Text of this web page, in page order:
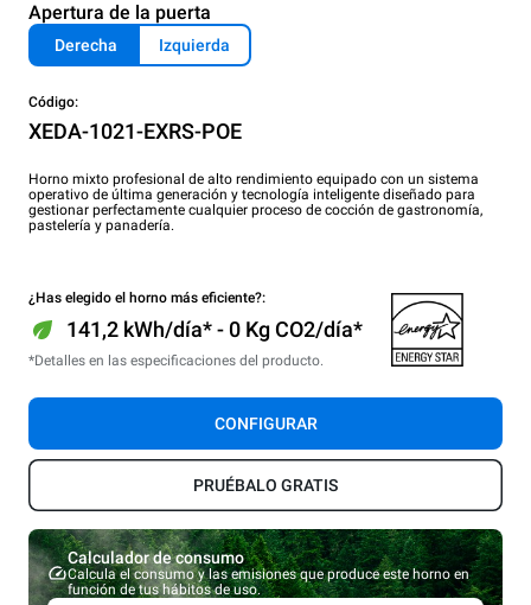
Apertura de la puerta
Derecha Izquierda
Código:
XEDA-1021-EXRS-POE
Horno mixto profesional de alto rendimiento equipado con un sistema
operativo de última generación y tecnología inteligente diseñado para
gestionar perfectamente cualquier proceso de cocción de gastronomía,
pastelería y panadería.
¿Has elegido el horno más eficiente?:
141,2 kWh/día* - 0 Kg CO2/día*
*Detalles en las especificaciones del producto.
CONFIGURAR
PRUÉBALO GRATIS
Calculador de consumo
Calcula el consumo y las emisiones que produce este horno en
función de tus hábitos de uso.